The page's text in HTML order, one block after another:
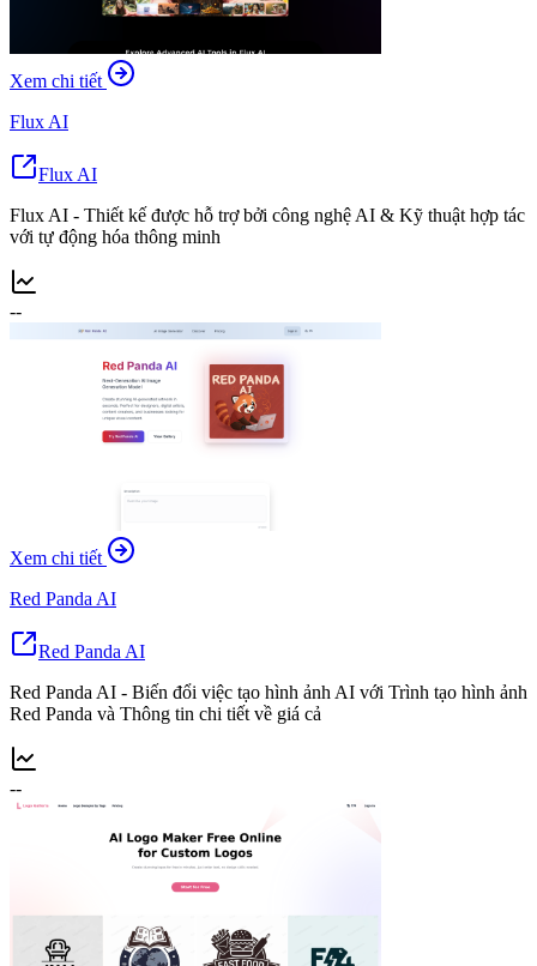
Xem chi tiết
Flux AI
Flux AI
Flux AI - Thiết kế được hỗ trợ bởi công nghệ AI & Kỹ thuật hợp tác
với tự động hóa thông minh
--
Xem chi tiết
Red Panda AI
Red Panda AI
Red Panda AI - Biến đổi việc tạo hình ảnh AI với Trình tạo hình ảnh
Red Panda và Thông tin chi tiết về giá cả
--